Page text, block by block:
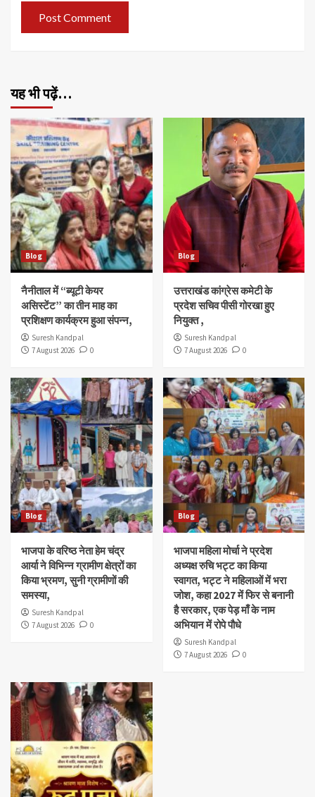
यह भी पढ़ें…
Blog
नैनीताल में “ब्यूटी केयर
असिस्टेंट” का तीन माह का
प्रशिक्षण कार्यक्रम हुआ संपन्न,
Suresh Kandpal
7 August 2026
0
Blog
उत्तराखंड कांग्रेस कमेटी के
प्रदेश सचिव पीसी गोरखा हुए
नियुक्त ,
Suresh Kandpal
7 August 2026
0
Blog
भाजपा के वरिष्ठ नेता हेम चंद्र
आर्या ने विभिन्न ग्रामीण क्षेत्रों का
किया भ्रमण, सुनी ग्रामीणों की
समस्या,
Suresh Kandpal
7 August 2026
0
Blog
भाजपा महिला मोर्चा ने प्रदेश
अध्यक्ष रुचि भट्ट का किया
स्वागत, भट्ट ने महिलाओं में भरा
जोश, कहा 2027 में फिर से बनानी
है सरकार, एक पेड़ माँ के नाम
अभियान में रोपे पौधे
Suresh Kandpal
7 August 2026
0